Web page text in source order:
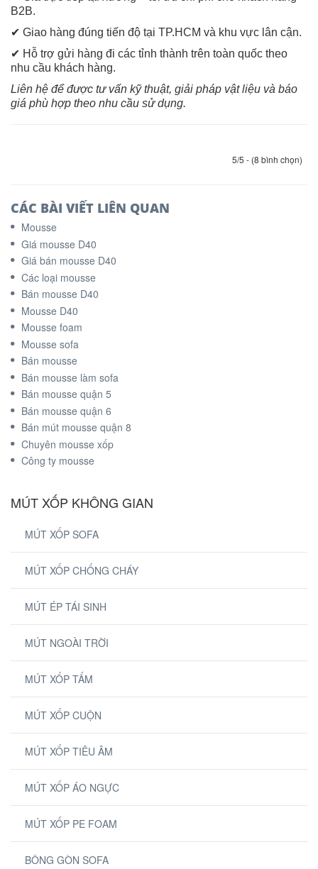
B2B.
✔ Giao hàng đúng tiến độ tại TP.HCM và khu vực lân cận.
✔ Hỗ trợ gửi hàng đi các tỉnh thành trên toàn quốc theo
nhu cầu khách hàng.
Liên hệ để được tư vấn kỹ thuật, giải pháp vật liệu và báo
giá phù hợp theo nhu cầu sử dụng.
5/5 - (8 bình chọn)
CÁC BÀI VIẾT LIÊN QUAN
Mousse
Giá mousse D40
Giá bán mousse D40
Các loại mousse
Bán mousse D40
Mousse D40
Mousse foam
Mousse sofa
Bán mousse
Bán mousse làm sofa
Bán mousse quận 5
Bán mousse quận 6
Bán mút mousse quận 8
Chuyên mousse xốp
Công ty mousse
MÚT XỐP KHÔNG GIAN
MÚT XỐP SOFA
MÚT XỐP CHỐNG CHÁY
MÚT ÉP TÁI SINH
MÚT NGOÀI TRỜI
MÚT XỐP TẤM
MÚT XỐP CUỘN
MÚT XỐP TIÊU ÂM
MÚT XỐP ÁO NGỰC
MÚT XỐP PE FOAM
BÔNG GÒN SOFA